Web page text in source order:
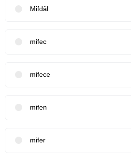
Mifdâl
mifec
mifece
mifen
mifer